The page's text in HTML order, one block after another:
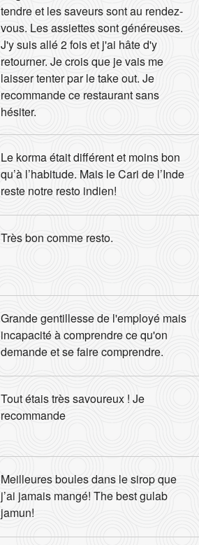
tendre et les saveurs sont au rendez-
vous. Les assiettes sont généreuses.
J'y suis allé 2 fois et j'ai hâte d'y
retourner. Je crois que je vais me
laisser tenter par le take out. Je
recommande ce restaurant sans
hésiter.
Le korma était différent et moins bon
qu’à l’habitude. Mais le Cari de l’Inde
reste notre resto indien!
Très bon comme resto.
Grande gentillesse de l'employé mais
incapacité à comprendre ce qu'on
demande et se faire comprendre.
Tout étais très savoureux ! Je
recommande
Meilleures boules dans le sirop que
j’ai jamais mangé! The best gulab
jamun!